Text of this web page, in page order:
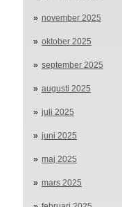
november 2025
oktober 2025
september 2025
augusti 2025
juli 2025
juni 2025
maj 2025
mars 2025